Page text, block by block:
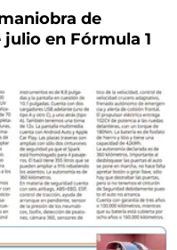
de
en Fórmula 1